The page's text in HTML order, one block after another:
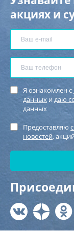
акциях и
Я ознакомлен с
данных идаю
данных
Предоставляю
новостей,